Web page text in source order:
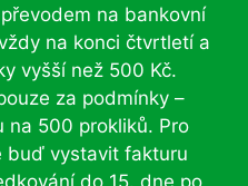
na bankovní
na konci čtvrtletí a
vyšší než 500 Kč.
za podmínky –
na 500 prokliků. Pro
buď vystavit fakturu
do 15. dne po